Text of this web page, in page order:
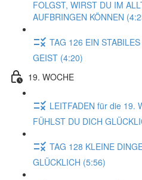
FOLGST, WIRST DU IM
AUFBRINGEN KÖNNEN
TAG 126 EIN
GEIST (4:20)
19. WOCHE
LEITFADEN für die 19.
FÜHLST DU DICH
TAG 128 KLEINE
GLÜCKLICH (5:56)